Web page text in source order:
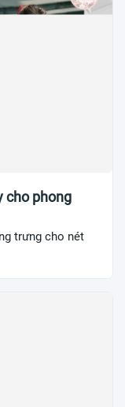
cho phong
trưng cho nét